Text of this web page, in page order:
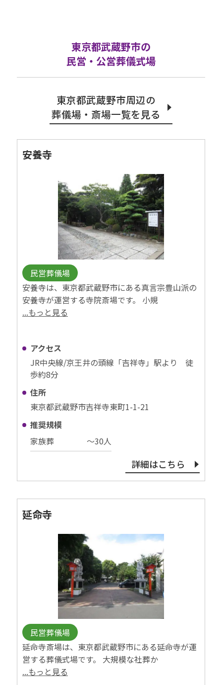
東京都武蔵野市の
民営・公営葬儀式場
東京都武蔵野市周辺の
葬儀場・斎場一覧を見る
安養寺
民営葬儀場
安養寺は、東京都武蔵野市にある真言宗豊山派の
安養寺が運営する寺院斎場です。 小規
...もっと見る
アクセス
JR中央線/京王井の頭線「吉祥寺」駅より 徒
歩約8分
住所
東京都武蔵野市吉祥寺東町1-1-21
推奨規模
家族葬
〜30⼈
詳細はこちら
延命寺
民営葬儀場
延命寺斎場は、東京都武蔵野市にある延命寺が運
営する葬儀式場です。 大規模な社葬か
...もっと見る